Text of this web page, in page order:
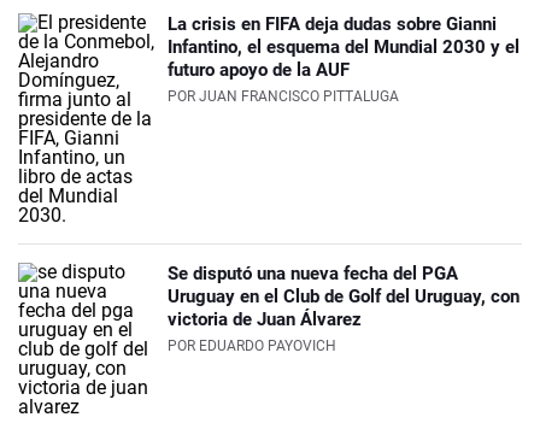
La crisis en FIFA deja dudas sobre Gianni
Infantino, el esquema del Mundial 2030 y el
futuro apoyo de la AUF
POR JUAN FRANCISCO PITTALUGA
Se disputó una nueva fecha del PGA
Uruguay en el Club de Golf del Uruguay, con
victoria de Juan Álvarez
POR EDUARDO PAYOVICH